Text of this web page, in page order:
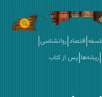
روانشناسی
پس از کتاب